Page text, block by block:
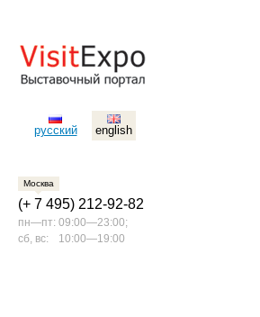
русский english
Москва
(+ 7 495) 212-92-82
пн—пт: 09:00—23:00;
сб, вс:
10:00—19:00